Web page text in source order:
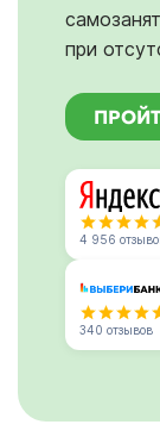
при
4 956
340 отзывов